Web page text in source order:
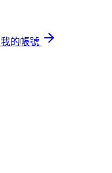
我的帳號